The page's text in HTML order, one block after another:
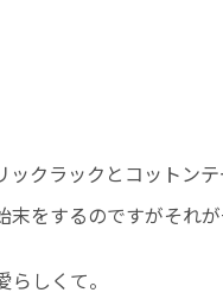
クラックとコットン
をするのですがそれが
しくて。